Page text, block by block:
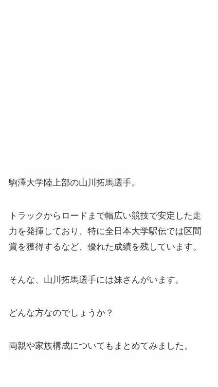
駒澤大学陸上部の山川拓馬選手。
トラックからロードまで幅広い競技で安定した走
力を発揮しており、特に全日本大学駅伝では区間
賞を獲得するなど、優れた成績を残しています。
そんな、山川拓馬選手には妹さんがいます。
どんな方なのでしょうか？
両親や家族構成についてもまとめてみました。